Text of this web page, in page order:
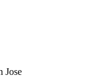
Jose